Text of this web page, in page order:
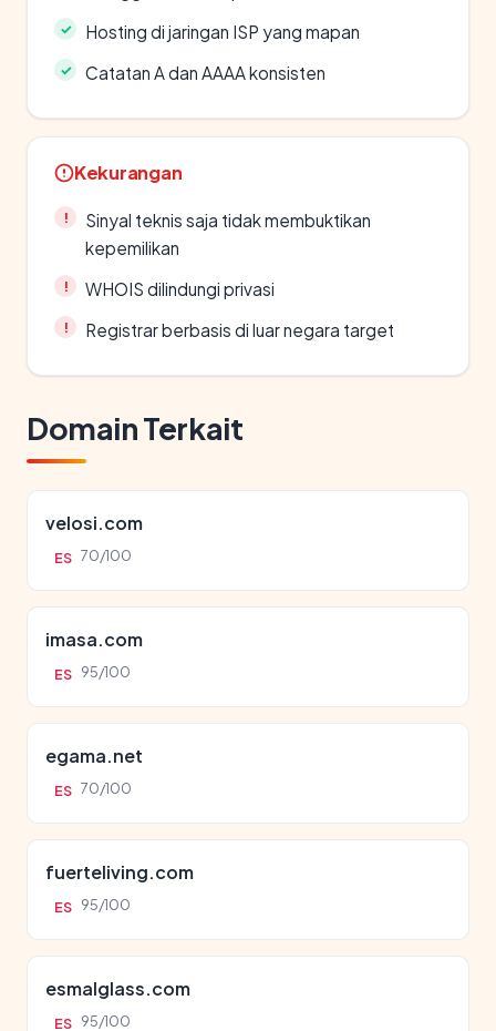
Hosting di jaringan ISP yang mapan
Catatan A dan AAAA konsisten
Kekurangan
Sinyal teknis saja tidak membuktikan
kepemilikan
WHOIS dilindungi privasi
Registrar berbasis di luar negara target
Domain Terkait
velosi.com
ES 70/100
imasa.com
ES 95/100
egama.net
ES 70/100
fuerteliving.com
ES 95/100
esmalglass.com
ES 95/100